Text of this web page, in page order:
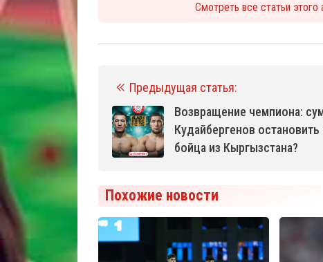
Смотреть все статьи этого
Предыдущая статья:
Возвращение чемпиона:
Кудайбергенов остановить
бойца из Кыргызстана?
Похожие новости